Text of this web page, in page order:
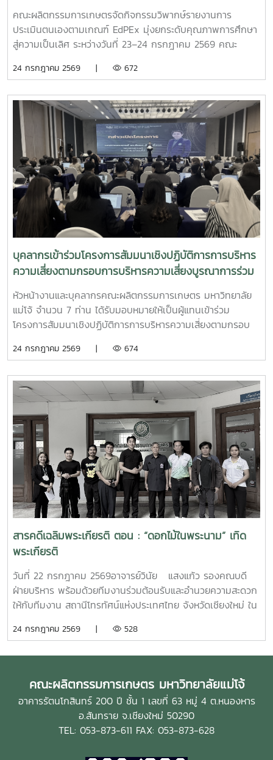
คณะผลิตกรรมการเกษตรจัดกิจกรรมวิพากษ์รายงานการ
ประเมินตนเองตามเกณฑ์ EdPEx มุ่งยกระดับคุณภาพการศึกษา
สู่ความเป็นเลิศ ระหว่างวันที่ 23–24 กรกฎาคม 2569 คณะ
รายงานการประเมินตนเอง (Self Assessment Report : SAR)
(EdPEx) ประจำปีการศึกษา 2568 ณ ห้องประชุมเอื้องเสือแผ้ว
น้อย 2 ชั้น 2 อาคารเฉลิมพระเกียรติสมเด็จพระศรีนครินทร์ เพื่อ
เตรียมความพร้อมและพัฒนาคุณภาพรายงานการประเมินตนเอง
ให้มีความสมบูรณ์ สอดคล้องกับเกณฑ์ EdPEx ก่อนเข้าสู่
กระบวนการประเมิน การจัดกิจกรรมในครั้งนี้ได้รับเกียรติจาก
รองศาสตราจารย์ ดร.สมเกียรติ อินทสิงห์ และ ผู้ช่วย
ศาสตราจารย์ ดร.น้ำผึ้ง อินทะเนตร เป็นวิทยากร ให้ข้อเสนอแนะ
และร่วมวิพากษ์รายงานการประเมินตนเองอย่างเข้มข้น โดย
ถ่ายทอดแนวคิด แนวทาง และประสบการณ์ในการพัฒนารายงาน
ให้มีความครบถ้วน เชื่อมโยงกระบวนการดำเนินงานกับผลลัพธ์
ตามเกณฑ์ EdPEx อย่างเป็นระบบ โอกาสนี้ รองศาสตราจารย์
ดร.พุฒิสรรค์ เครือคำ คณบดีคณะผลิตกรรมการเกษตร พร้อม
ด้วยคณะผู้บริหาร และบุคลากรผู้รับผิดชอบในแต่ละหมวดเกณฑ์
ได้ร่วมแลกเปลี่ยนความคิดเห็น รับฟังข้อเสนอแนะ และปรับปรุง
เนื้อหารายงาน เพื่อสะท้อนศักยภาพและผลการดำเนินงานของ
คณะได้อย่างมีประสิทธิภาพ พร้อมนำข้อเสนอแนะไปพัฒนาการ
จะนำไปสู่การยกระดับคุณภาพการศึกษาและการบริหารจัดการ
24 กรกฎาคม 2569 | 672
บุคลากรเข้าร่วมโครงการสัมมนาเชิงปฏิบัติการการบริหาร
ความเสี่ยงตามกรอบการบริหารความเสี่ยงบูรณาการร่วม
กับกลยุทธ์และผลการปฏิบัติงานขององค์กรมหาวิทยาลัย
แม่โจ้ ประจำปีงบประมาณ 2569
หัวหน้างานและบุคลากรคณะผลิตกรรมการเกษตร มหาวิทยาลัย
แม่โจ้ จำนวน 7 ท่าน ได้รับมอบหมายให้เป็นผู้แทนเข้าร่วม
โครงการสัมมนาเชิงปฏิบัติการการบริหารความเสี่ยงตามกรอบ
งานขององค์กรมหาวิทยาลัยแม่โจ้ ประจำปีงบประมาณ 2569
รีสอร์ท จังหวัดเชียงใหม่การอบรมครั้งนี้ได้รับเกียรติจาก ดร.อวิ
รุทธ์ ฉัตรมาลาทอง ศูนย์บริหารความเสี่ยง จุฬาลงกรณ์
มหาวิทยาลัย เป็นวิทยากรถ่ายทอดองค์ความรู้ แนวคิด และแนว
ปฏิบัติด้านการบริหารความเสี่ยง เพื่อเสริมสร้างความเข้าใจในกา
รบูรณาการการบริหารความเสี่ยงเข้ากับกลยุทธ์และผลการปฏิบัติ
งานขององค์กร อันจะนำไปสู่การพัฒนาการบริหารจัดการของ
มหาวิทยาลัยให้มีประสิทธิภาพ โปร่งใส และพร้อมรับการ
เปลี่ยนแปลงในทุกมิติ
24 กรกฎาคม 2569 | 674
สารคดีเฉลิมพระเกียรติ ตอน : “ดอกไม้ในพระนาม” เทิด
พระเกียรติ
วันที่ 22 กรกฎาคม 2569อาจารย์วินัย แสงแก้ว รองคณบดี
ฝ่ายบริหาร พร้อมด้วยทีมงานร่วมต้อนรับและอำนวยความสะดวก
ให้กับทีมงาน สถานีโทรทัศน์แห่งประเทศไทย จังหวัดเชียงใหม่ ใน
พระนาม” เทิดพระเกียรติ สมเด็จพระพันปีหลวง สมเด็จพระนาง
ไพรพฤกษ์ อันเนื่องมาจากพระราชดำริ ในโอกาสเดียวกันนี้ได้รับ
เกียรติจากผู้ช่วยศาสตราจารย์ ดร.ประพันธ์ โอสถาพันธุ์ อดีต
คณบดีคณะผลิตกรรมการเกษตรได้ให้ข้อมูลเกี่ยวกับประวัติความ
เป็นมา และรายละเอียดต่างๆ เกี่ยวกับโครงการคืนชีวิตกล้วยไม้
24 กรกฎาคม 2569 | 528
คณะผลิตกรรมการเกษตร มหาวิทยาลัยแม่โจ้
อาคารรัตนโกสินทร์ 200 ปี ชั้น 1 เลขที่ 63 หมู่ 4 ต.หนองหาร
อ.สันทราย จ.เชียงใหม่ 50290
TEL: 053-873-611 FAX: 053-873-628